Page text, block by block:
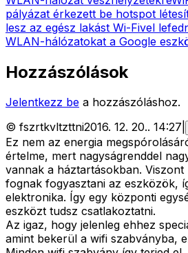
pályázat érkezett be hotspot
lesz az egész lakást Wi-Fivel
WLAN-hálózatokat a Google
Hozzászólások
Jelentkezz be a hozzászóláshoz.
© fszrtkvltzttni2016. 12. 20.. 14:27
Ez nem az energia
értelme, mert nagyságrenddel
vannak a háztartásokban. Viszont
fognak fogyasztani az eszközök,
elektronika. Így egy központi
eszközt tudsz csatlakoztatni.
Az igaz, hogy jelenleg ehhez
amint bekerül a wifi szabványba,